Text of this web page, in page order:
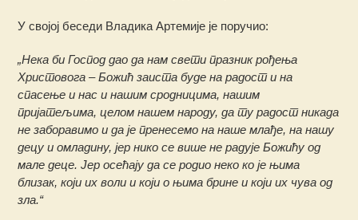
У својој беседи Владика Артемије је поручио:
„Нека би Господ дао да нам свети празник рођења
Христовога – Божић заиста буде на радост и на
спасење и нас и нашим сродницима, нашим
пријатељима, целом нашем народу, да ту радост никада
не заборавимо и да је пренесемо на наше млађе, на нашу
децу и омладину, јер нико се више не радује Божићу од
мале деце. Јер осећају да се родио неко ко је њима
близак, који их воли и који о њима брине и који их чува од
зла.“